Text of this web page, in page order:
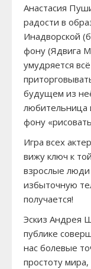
Анастасия
радости в
Инадворской
фону (Ядвига
умудряется
будущем из
любительница
фону
Игра всех
вижу ключ к
взрослые
избыточную
получается!
Эскиз Андрея
публике
нас болевые
простоту